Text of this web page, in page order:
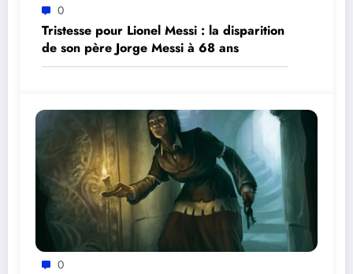
0
Tristesse pour Lionel Messi : la disparition
de son père Jorge Messi à 68 ans
0